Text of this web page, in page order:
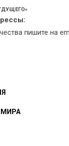
пишите на